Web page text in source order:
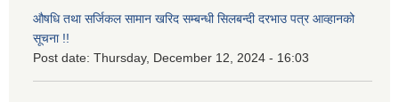
औषधि तथा सर्जिकल सामान खरिद सम्बन्धी सिलबन्दी दरभाउ पत्र आव्हानको
सूचना !!
Post date: Thursday, December 12, 2024 - 16:03